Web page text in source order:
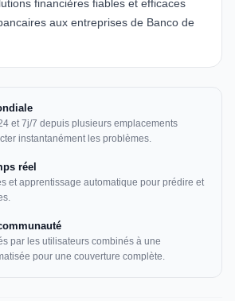
financières fiables et efficaces
aux entreprises de Banco de
et 7j/7 depuis plusieurs emplacements
instantanément les problèmes.
réel
et apprentissage automatique pour prédire et
par les utilisateurs combinés à une
pour une couverture complète.